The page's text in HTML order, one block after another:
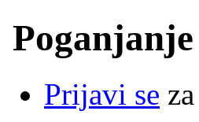
Prijavi se